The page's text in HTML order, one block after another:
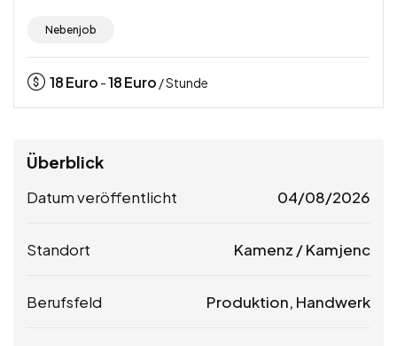
Nebenjob
18Euro -18Euro / Stunde
Überblick
Datum veröffentlicht 04/08/2026
Standort Kamenz / Kamjenc
Berufsfeld Produktion, Handwerk